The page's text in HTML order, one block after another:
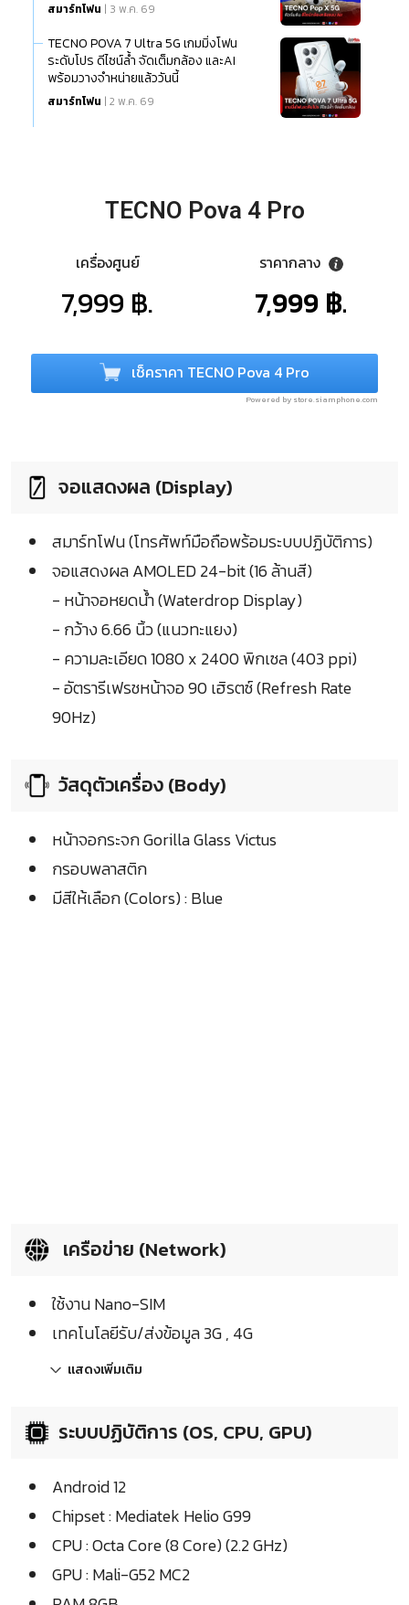
สมาร์ทโฟน | 3 พ.ค. 69
TECNO POVA 7 Ultra 5G เกมมิ่งโฟน
ระดับโปร ดีไซน์ล้ำ จัดเต็มกล้อง และAI
พร้อมวางจำหน่ายแล้ววันนี้
สมาร์ทโฟน | 2 พ.ค. 69
TECNO Pova 4 Pro
เครื่องศูนย์
7,999 ฿.
ราคากลาง
7,999 ฿.
เช็คราคา TECNO Pova 4 Pro
Powered by store.siamphone.com
จอแสดงผล (Display)
สมาร์ทโฟน (โทรศัพท์มือถือพร้อมระบบปฏิบัติการ)
จอแสดงผล AMOLED 24-bit (16 ล้านสี)
- หน้าจอหยดน้ำ (Waterdrop Display)
- กว้าง 6.66 นิ้ว (แนวทะแยง)
- ความละเอียด 1080 x 2400 พิกเซล (403 ppi)
- อัตรารีเฟรชหน้าจอ 90 เฮิรตซ์ (Refresh Rate
90Hz)
วัสดุตัวเครื่อง (Body)
หน้าจอกระจก Gorilla Glass Victus
กรอบพลาสติก
มีสีให้เลือก (Colors) : Blue
เครือข่าย (Network)
ใช้งาน Nano-SIM
เทคโนโลยีรับ/ส่งข้อมูล 3G , 4G
แสดงเพิ่มเติม
ระบบปฏิบัติการ (OS, CPU, GPU)
Android 12
Chipset : Mediatek Helio G99
CPU : Octa Core (8 Core) (2.2 GHz)
GPU : Mali-G52 MC2